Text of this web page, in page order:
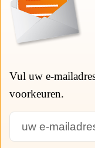
Vul uw e-
voorkeuren.